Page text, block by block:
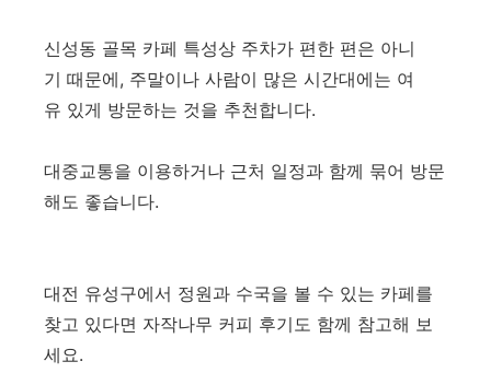
신성동 골목 카페 특성상 주차가 편한 편은 아니
기 때문에, 주말이나 사람이 많은 시간대에는 여
유 있게 방문하는 것을 추천합니다.
대중교통을 이용하거나 근처 일정과 함께 묶어 방문
해도 좋습니다.
대전 유성구에서 정원과 수국을 볼 수 있는 카페를
찾고 있다면 자작나무 커피 후기도 함께 참고해 보
세요.